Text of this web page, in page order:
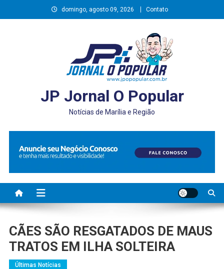
to
domingo, agosto 09, 2026 Contato
JP Jornal O Popular
Notícias de Marília e Região
CÃES SÃO RESGATADOS DE MAUS
TRATOS EM ILHA SOLTEIRA
Últimas Notícias